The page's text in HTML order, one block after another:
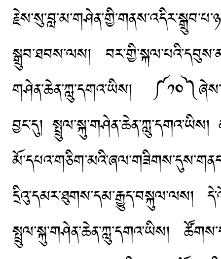
སྒྲུབ་ཐབས་ལས།
གཤེན་ཆེན་ཀླུ་དགའ་ཡིས།
བྱང་དུ།
དྲིའུ་དམར་ཐུགས་དམ་རྒྱུད་བསྐུལ་ལས།
སྤྲུལ་སྐུ་གཤེན་ཆེན་ཀླུ་དགའ་ཡིས།